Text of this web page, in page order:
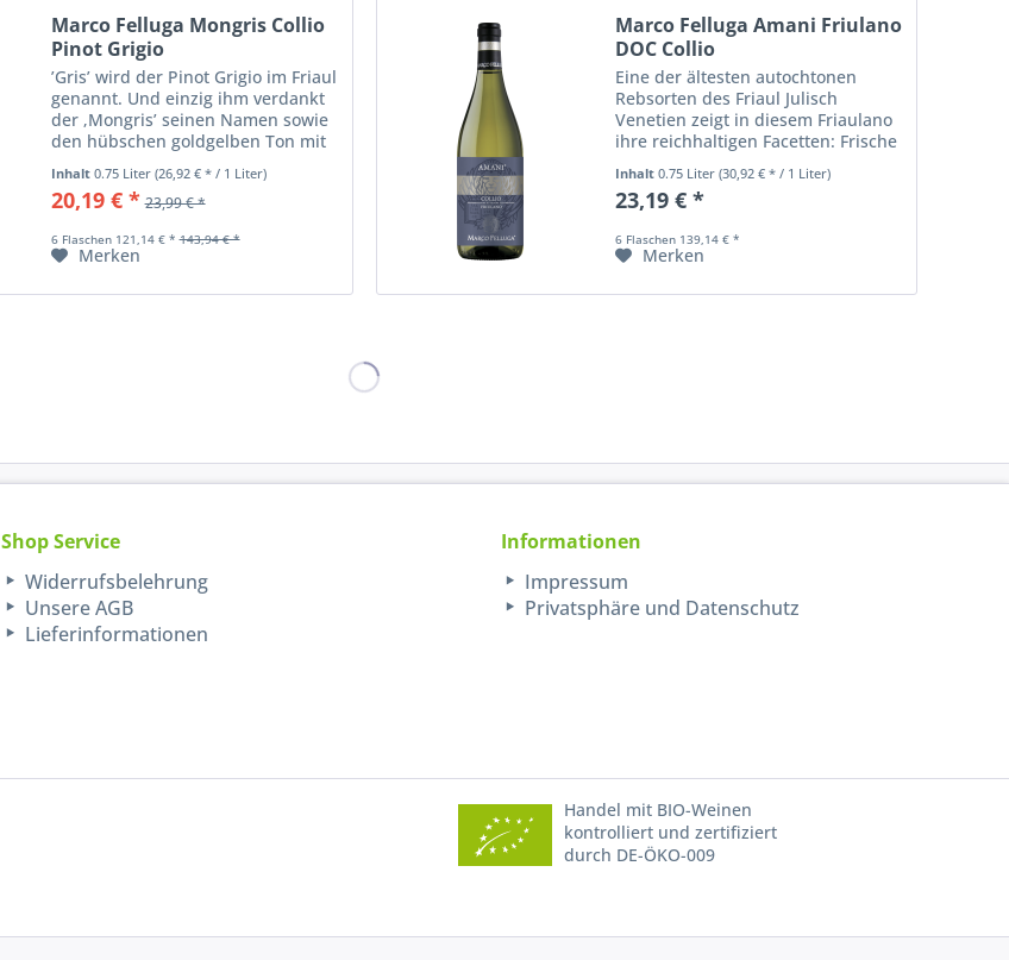
Marco Felluga Mongris Collio
Pinot Grigio
’Gris’ wird der Pinot Grigio im Friaul
genannt. Und einzig ihm verdankt
der ‚Mongris’ seinen Namen sowie
den hübschen goldgelben Ton mit
kupfernen Reflexen. Ein blumiges
Bouquet von Akazien und Ginster,
mit Anklängen von Äpfeln
Inhalt 0.75 Liter (26,92 € * / 1 Liter)
20,19 € * 23,99 € *
6 Flaschen 121,14 € * 143,94 € *
Merken
Marco Felluga Amani Friulano
DOC Collio
Eine der ältesten autochtonen
Rebsorten des Friaul Julisch
Venetien zeigt in diesem Friaulano
ihre reichhaltigen Facetten: Frische
und blumige Aromen von
Mandelblüten, Rotdorn und Kamille
sind gut eingebettet in einem
Inhalt 0.75 Liter (30,92 € * / 1 Liter)
23,19 € *
6 Flaschen 139,14 € *
Merken
Shop Service
Widerrufsbelehrung
Unsere AGB
Lieferinformationen
Informationen
Impressum
Privatsphäre und Datenschutz
Handel mit BIO-Weinen
kontrolliert und zertifiziert
durch DE-ÖKO-009